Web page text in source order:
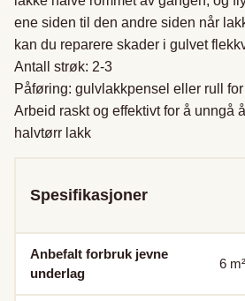
ene siden til den andre siden når
kan du reparere skader i gulvet
Antall strøk: 2-3
Påføring: gulvlakkpensel eller rull
Arbeid raskt og effektivt for å unngå
halvtørr lakk
Spesifikasjoner
Anbefalt forbruk jevne
underlag
6